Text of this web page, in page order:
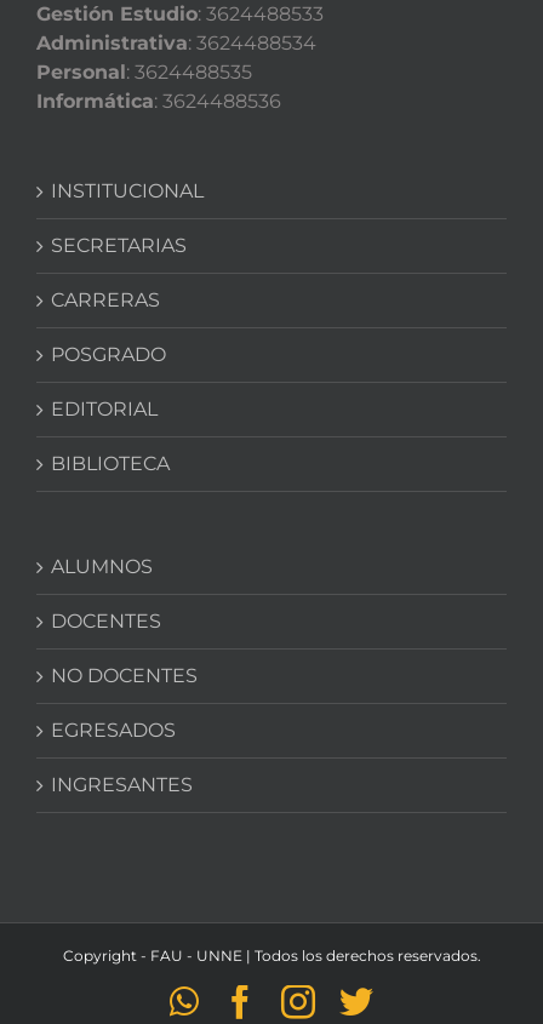
Gestión Estudio: 3624488533
Administrativa: 3624488534
Personal: 3624488535
Informática: 3624488536
INSTITUCIONAL
SECRETARIAS
CARRERAS
POSGRADO
EDITORIAL
BIBLIOTECA
ALUMNOS
DOCENTES
NO DOCENTES
EGRESADOS
INGRESANTES
Copyright - FAU - UNNE | Todos los derechos reservados.
WhatsApp
Facebook
Instagram
Twitter